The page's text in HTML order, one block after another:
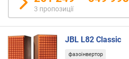
/
н
а
л
3 пропозиції
JBL L82 Classic
фазоінвертор